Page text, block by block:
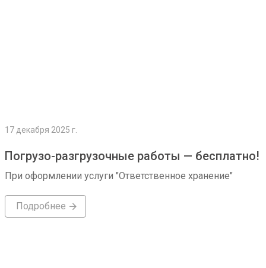
17 декабря 2025 г.
Погрузо-разгрузочные работы — бесплатно!
При оформлении услуги "Ответственное хранение"
Подробнее